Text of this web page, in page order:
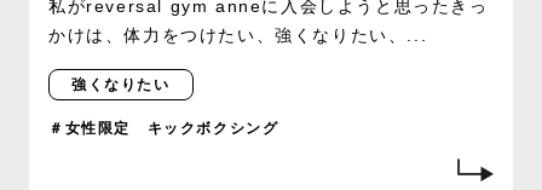
私がreversal gym anneに入会しようと思ったきっ
かけは、体力をつけたい、強くなりたい、...
強くなりたい
＃女性限定 キックボクシング